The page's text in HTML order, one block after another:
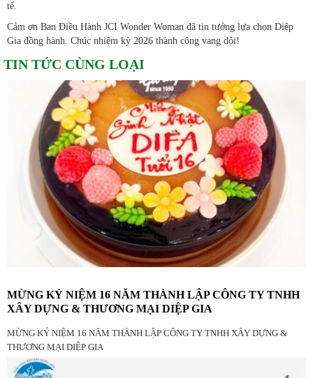
tế.
Cảm ơn Ban Điều Hành JCI Wonder Woman đã tin tưởng lựa chọn Diệp
Gia đồng hành. Chúc nhiệm kỳ 2026 thành công vang dội!
TIN TỨC CÙNG LOẠI
MỪNG KỶ NIỆM 16 NĂM THÀNH LẬP CÔNG TY TNHH
XÂY DỰNG & THƯƠNG MẠI DIỆP GIA
MỪNG KỶ NIỆM 16 NĂM THÀNH LẬP CÔNG TY TNHH XÂY DỰNG &
THƯƠNG MẠI DIỆP GIA